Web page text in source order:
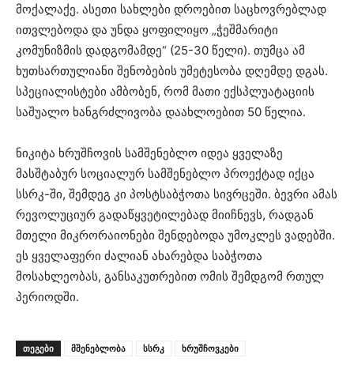
მოქალაქე. ასეთი სახლები დროებით საცხოვრებლად
ითვლებოდა და უნდა ყოფილიყო „ჭეშმარიტი
კომუნიზმის დადგომამდე“ (25-30 წელი). თუმცა ამ
ხუთსართულიანი შენობების უმეტესობა დღემდე დგას.
სპეციალისტები ამბობენ, რომ მათი ექსპლუატაციის
საშუალო ხანგრძლივობა დაახლოებით 50 წელია.
ნიკიტა ხრუშჩოვის სამშენებლო იდეა ყველაზე
მასშტაბურ სოციალურ სამშენებლო პროექტად იქცა
სსრკ-ში, შემდეგ კი პოსტსაბჭოთა სივრცეში. ბევრი ამას
რევოლუციურ გადაწყვეტილებად მიიჩნევს, რადგან
მთელი მიკრორაიონები შენდებოდა უმოკლეს ვადებში.
ეს ყველაფერი ძალიან ახარებდა საბჭოთა
მოსახლეობას, განსაკუთრებით ომის შემდგომ რთულ
პერიოდში.
ᲗᲔᲒᲔᲑᲘ მშენებლობა სსრკ ხრუშჩოვკები